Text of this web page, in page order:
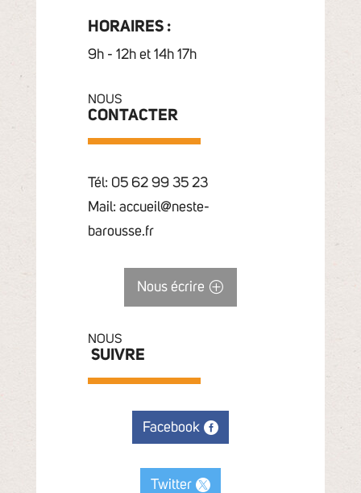
HORAIRES :
9h - 12h et 14h 17h
NOUS
CONTACTER
Tél: 05 62 99 35 23
Mail: accueil@neste-
barousse.fr
Nous écrire
NOUS
SUIVRE
Facebook
Twitter